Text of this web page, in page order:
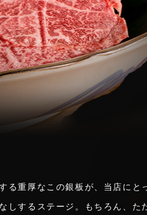
る重厚なこの銀板が、当店にと
しするステージ。もちろん、た